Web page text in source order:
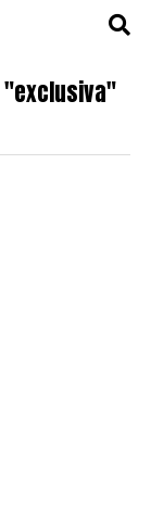
"exclusiva"